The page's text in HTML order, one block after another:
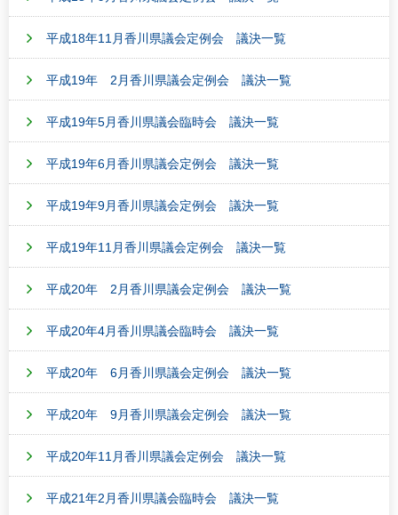
平成18年11月香川県議会定例会 議決一覧
平成19年 2月香川県議会定例会 議決一覧
平成19年5月香川県議会臨時会 議決一覧
平成19年6月香川県議会定例会 議決一覧
平成19年9月香川県議会定例会 議決一覧
平成19年11月香川県議会定例会 議決一覧
平成20年 2月香川県議会定例会 議決一覧
平成20年4月香川県議会臨時会 議決一覧
平成20年 6月香川県議会定例会 議決一覧
平成20年 9月香川県議会定例会 議決一覧
平成20年11月香川県議会定例会 議決一覧
平成21年2月香川県議会臨時会 議決一覧